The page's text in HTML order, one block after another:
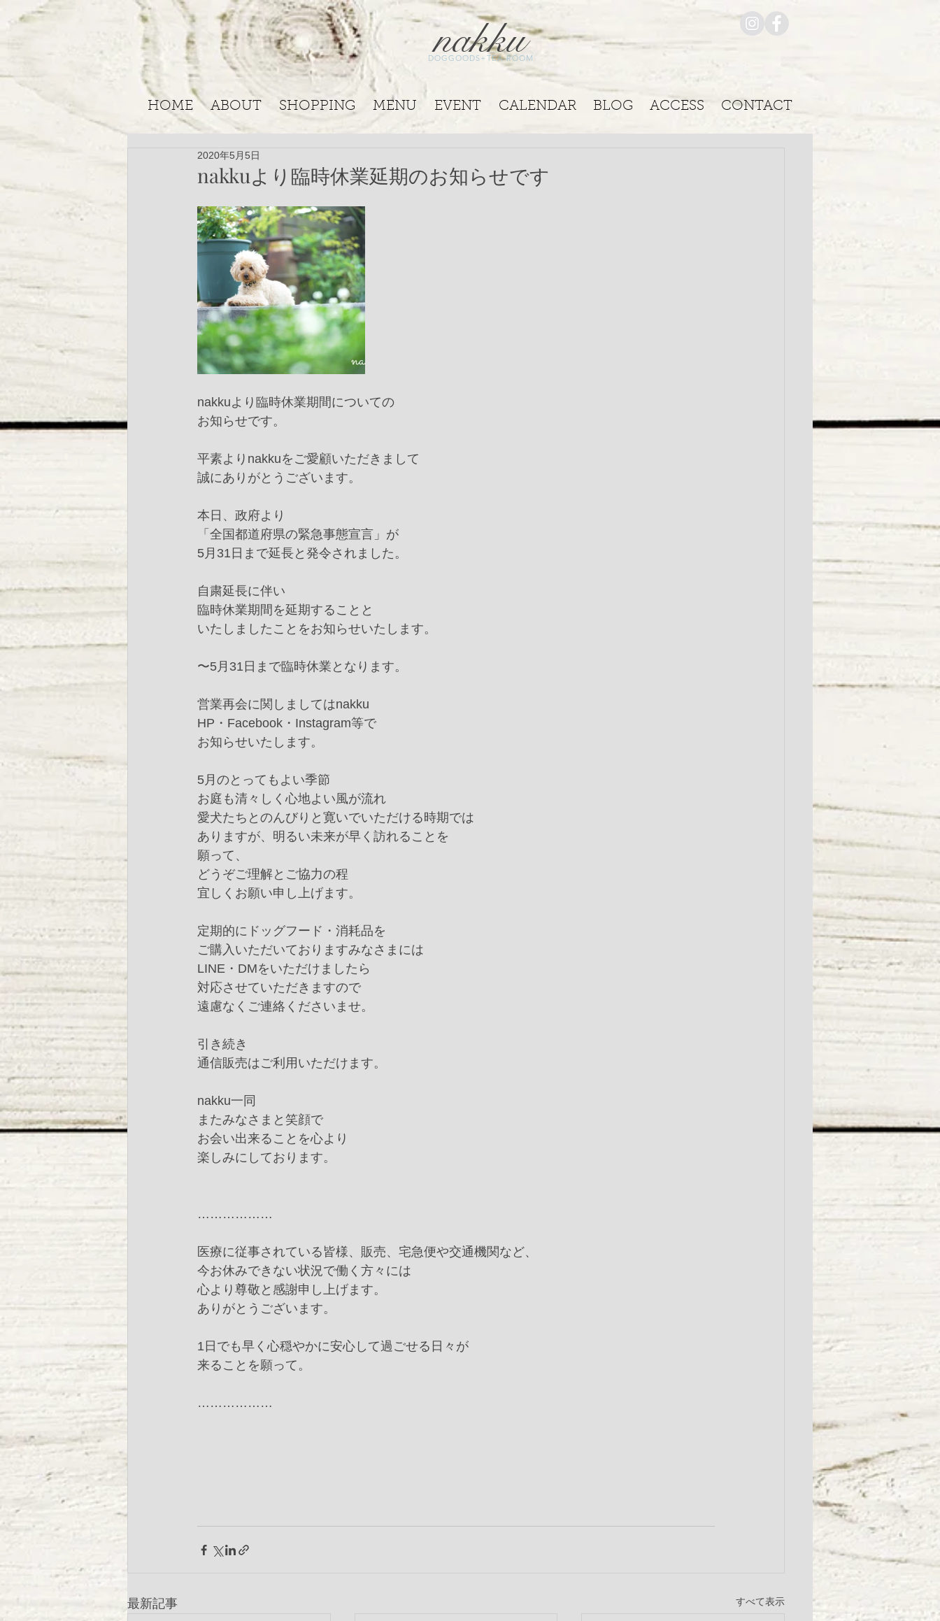
nakku
DOGGOODS+TEA ROOM
HOME ABOUT SHOPPING MENU EVENT CALENDAR BLOG ACCESS CONTACT
nakkuより臨時休業延期のお知らせです
2020年5月5日
nakkuより臨時休業期間についての﻿
お知らせです。﻿
平素よりnakkuをご愛顧いただきまして﻿
誠にありがとうございます。﻿
本日、政府より﻿
「全国都道府県の緊急事態宣言」が﻿
5月31日まで延長と発令されました。﻿
自粛延長に伴い﻿
臨時休業期間を延期することと﻿
いたしましたことをお知らせいたします。﻿
〜5月31日まで臨時休業となります。﻿
営業再会に関しましてはnakku﻿
HP・Facebook・Instagram等で﻿
お知らせいたします。﻿
5月のとってもよい季節﻿
お庭も清々しく心地よい風が流れ﻿
愛犬たちとのんびりと寛いでいただける時期では﻿
ありますが、明るい未来が早く訪れることを﻿
願って、
どうぞご理解とご協力の程﻿
宜しくお願い申し上げます。﻿
定期的にドッグフード・消耗品を﻿
ご購入いただいておりますみなさまには﻿
LINE・DMをいただけましたら﻿
対応させていただきますので﻿
遠慮なくご連絡くださいませ。
引き続き
通信販売はご利用いただけます。
nakku一同﻿
またみなさまと笑顔で﻿
お会い出来ることを心より﻿
楽しみにしております。﻿
………………﻿
医療に従事されている皆様、販売、宅急便や交通機関など、﻿
今お休みできない状況で働く方々には﻿
心より尊敬と感謝申し上げます。﻿
ありがとうございます。﻿
1日でも早く心穏やかに安心して過ごせる日々が﻿
来ることを願って。﻿
………………﻿
最新記事 すべて表示